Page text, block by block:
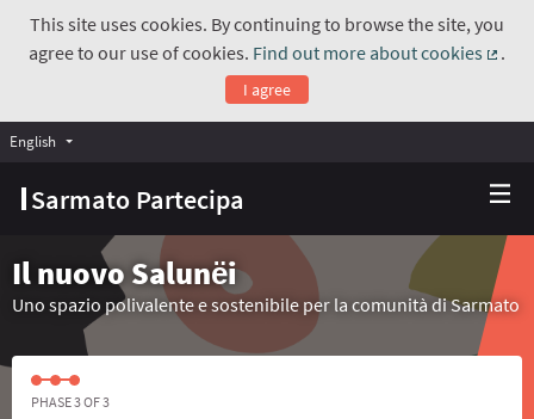
This site uses cookies. By continuing to browse the site, you
agree to our use of cookies. Find out more about cookies
.
I agree
Sarmato Partecipa
English Choose language
Il nuovo Salunёi
Uno spazio polivalente e sostenibile per la comunità di Sarmato
PHASE 3 OF 3